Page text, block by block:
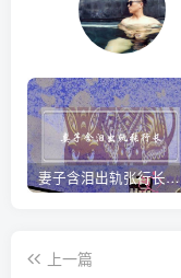
妻子含泪出轨张行长 她说全都是因为家中
上一篇